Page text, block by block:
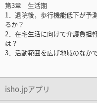
第3章 生活期
1．退院後，歩行機能低下が予
るか？
2．在宅生活に向けて介護負担
は？
3．活動範囲を広げ地域のなか
isho.jpアプリ